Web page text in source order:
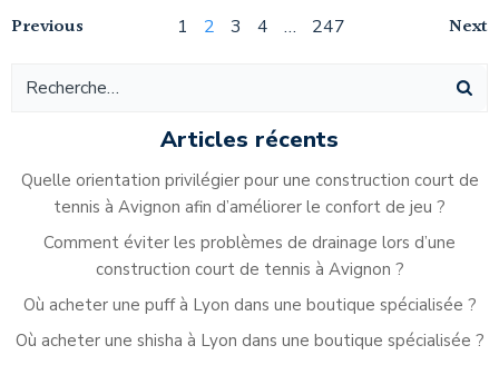
Navigation
des
articles
Previous Navigation
des
articles
Page
1 Page
2 Page
3 Page
4 … Page
247 Next
Articles récents
Quelle orientation privilégier pour une construction court de
tennis à Avignon afin d’améliorer le confort de jeu ?
Comment éviter les problèmes de drainage lors d’une
construction court de tennis à Avignon ?
Où acheter une puff à Lyon dans une boutique spécialisée ?
Où acheter une shisha à Lyon dans une boutique spécialisée ?